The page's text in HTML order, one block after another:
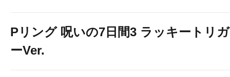
Pリング 呪いの7日間3 ラッキートリガ
ーVer.